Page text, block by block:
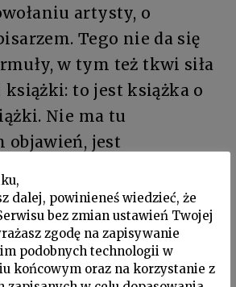
artysty, o
Tego nie da się
w tym też tkwi siła
książki: to jest książka o
Nie ma tu
jest
człowieka, jego dzieła,
otwiera zdanie, które
się już klasyczne i –
– stanie się wkrótce
dalej, powinieneś wiedzieć, że
bez zmian ustawień Twojej
zgodę na zapisywanie
podobnych technologii w
końcowym oraz na korzystanie z